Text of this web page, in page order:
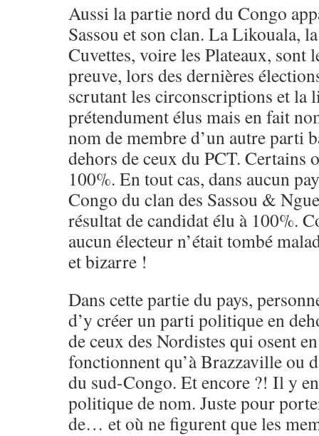
Aussi la partie nord du Congo
Sassou et son clan. La Likouala,
Cuvettes, voire les Plateaux, sont
preuve, lors des dernières
scrutant les circonscriptions et la
prétendument élus mais en fait
nom de membre d’un autre parti
dehors de ceux du PCT. Certains
100%. En tout cas, dans aucun
Congo du clan des Sassou &
résultat de candidat élu à 100%.
aucun électeur n’était tombé
et bizarre !
Dans cette partie du pays,
d’y créer un parti politique en
de ceux des Nordistes qui osent
fonctionnent qu’à Brazzaville ou
du sud-Congo. Et encore ?! Il y
politique de nom. Juste pour
de… et où ne figurent que les